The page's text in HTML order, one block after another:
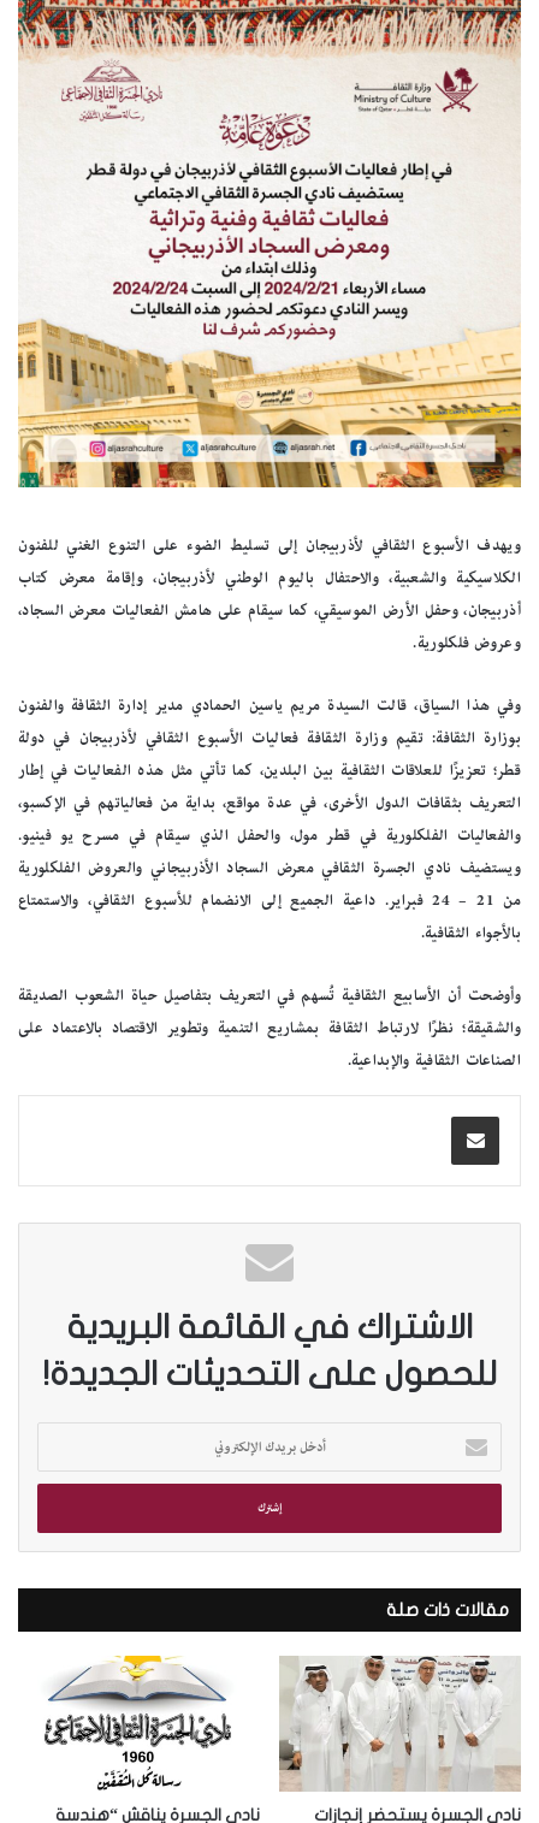
ويهدف الأسبوع الثقافي لأذربيجان إلى تسليط الضوء على التنوع الغني للفنون
الكلاسيكية والشعبية، والاحتفال باليوم الوطني لأذربيجان، وإقامة معرض كتاب
أذربيجان، وحفل الأرض الموسيقي، كما سيقام على هامش الفعاليات معرض السجاد،
وعروض فلكلورية.
وفي هذا السياق، قالت السيدة مريم ياسين الحمادي مدير إدارة الثقافة والفنون
بوزارة الثقافة: تقيم وزارة الثقافة فعاليات الأسبوع الثقافي لأذربيجان في دولة
قطر؛ تعزيزًا للعلاقات الثقافية بين البلدين، كما تأتي مثل هذه الفعاليات في إطار
التعريف بثقافات الدول الأخرى، في عدة مواقع، بداية من فعالياتهم في الإكسبو،
والفعاليات الفلكلورية في قطر مول، والحفل الذي سيقام في مسرح يو فينيو.
ويستضيف نادي الجسرة الثقافي معرض السجاد الأذربيجاني والعروض الفلكلورية
من 21 – 24 فبراير. داعية الجميع إلى الانضمام للأسبوع الثقافي، والاستمتاع
بالأجواء الثقافية.
وأوضحت أن الأسابيع الثقافية تُسهم في التعريف بتفاصيل حياة الشعوب الصديقة
والشقيقة؛ نظرًا لارتباط الثقافة بمشاريع التنمية وتطوير الاقتصاد بالاعتماد على
الصناعات الثقافية والإبداعية.
الاشتراك في القائمة البريدية
للحصول على التحديثات الجديدة!
خ
ب
ي
د
ك
ا
ل
إ
ك
ت
ر
مقالات ذات صلة
نادي الجسرة يستحضر إنجازات نادي الجسرة يناقش “هندسة